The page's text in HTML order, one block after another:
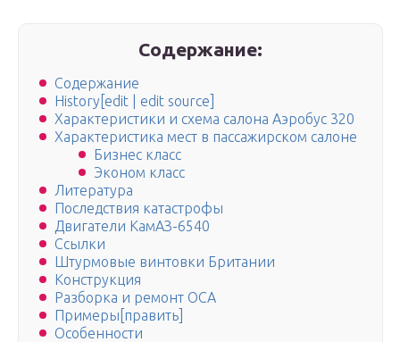
Содержание:
Содержание
History[edit | edit source]
Характеристики и схема салона Аэробус 320
Характеристика мест в пассажирском салоне
Бизнес класс
Эконом класс
Литература
Последствия катастрофы
Двигатели КамАЗ-6540
Ссылки
Штурмовые винтовки Британии
Конструкция
Разборка и ремонт ОСА
Примеры[править]
Особенности